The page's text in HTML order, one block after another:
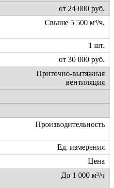
от 24 000 руб.
Свыше 5 500 м³/ч.
1 шт.
от 30 000 руб.
Приточно-вытяжная
вентиляция
Производительность
Ед. измерения
Цена
До 1 000 м³/ч